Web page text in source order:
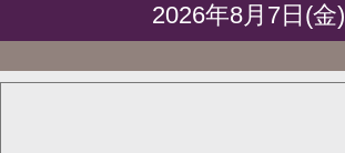
ず
2026年8月7日(金)